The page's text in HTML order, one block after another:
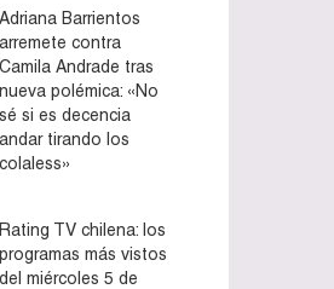
Adriana Barrientos
arremete contra
Camila Andrade tras
nueva polémica: «No
sé si es decencia
andar tirando los
colaless»
Rating TV chilena: los
programas más vistos
del miércoles 5 de